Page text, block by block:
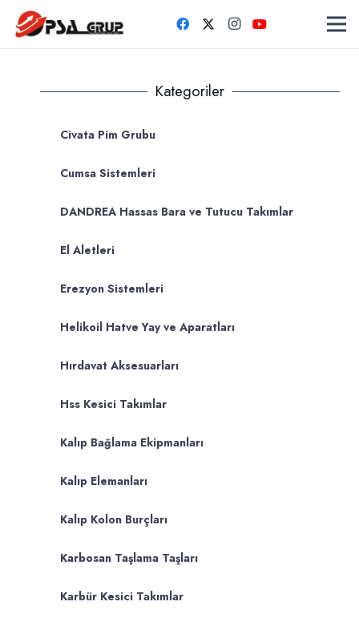
Kategoriler
Civata Pim Grubu
Cumsa Sistemleri
DANDREA Hassas Bara ve Tutucu Takımlar
El Aletleri
Erezyon Sistemleri
Helikoil Hatve Yay ve Aparatları
Hırdavat Aksesuarları
Hss Kesici Takımlar
Kalıp Bağlama Ekipmanları
Kalıp Elemanları
Kalıp Kolon Burçları
Karbosan Taşlama Taşları
Karbür Kesici Takımlar